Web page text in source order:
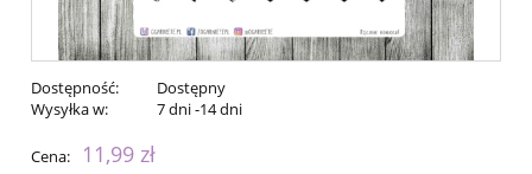
Dostępność:
Dostępny
Wysyłka w:
7 dni -14 dni
Cena: 11,99 zł